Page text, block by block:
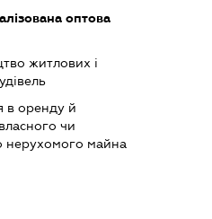
оптова
житлових і
в оренду й
чи
нерухомого майна